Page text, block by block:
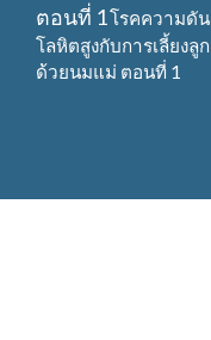
ตอนที่ 1โรคความดัน
โลหิตสูงกับการเลี้ยงลูก
ด้วยนมแม่ ตอนที่ 1